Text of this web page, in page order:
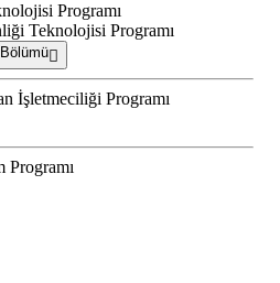
Programı
Teknolojisi Programı
İşletmeciliği Programı
Programı